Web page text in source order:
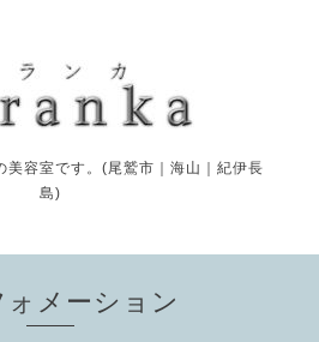
美容室です。(尾鷲市｜海山｜紀伊長
島)
ォメーション